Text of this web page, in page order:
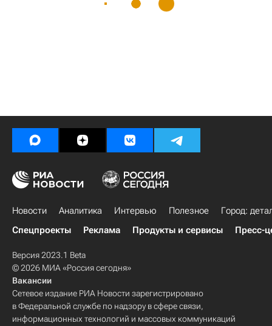
Новости Аналитика Интервью Полезное
Город:
Спецпроекты
Реклама Продукты и сервисы Пресс-
Версия 2023.1 Beta
© 2026 МИА «Россия сегодня»
Вакансии
Сетевое издание РИА Новости зарегистрировано
в Федеральной службе по надзору в сфере связи,
информационных технологий и массовых коммуникаций